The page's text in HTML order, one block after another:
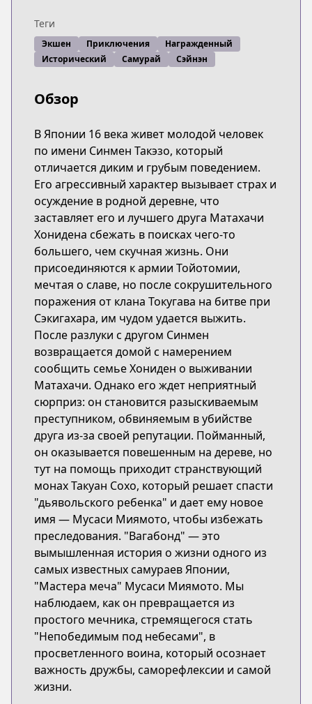
Теги
Экшен Приключения
Награжденный
Исторический
Самурай Сэйнэн
Обзор
В Японии 16 века живет молодой человек
по имени Синмен Такэзо, который
отличается диким и грубым поведением.
Его агрессивный характер вызывает страх и
осуждение в родной деревне, что
заставляет его и лучшего друга Матахачи
Хонидена сбежать в поисках чего-то
большего, чем скучная жизнь. Они
присоединяются к армии Тойотомии,
мечтая о славе, но после сокрушительного
поражения от клана Токугава на битве при
Сэкигахара, им чудом удается выжить.
После разлуки с другом Синмен
возвращается домой с намерением
сообщить семье Хониден о выживании
Матахачи. Однако его ждет неприятный
сюрприз: он становится разыскиваемым
преступником, обвиняемым в убийстве
друга из-за своей репутации. Пойманный,
он оказывается повешенным на дереве, но
тут на помощь приходит странствующий
монах Такуан Сохо, который решает спасти
"дьявольского ребенка" и дает ему новое
имя — Мусаси Миямото, чтобы избежать
преследования. "Вагабонд" — это
вымышленная история о жизни одного из
самых известных самураев Японии,
"Мастера меча" Мусаси Миямото. Мы
наблюдаем, как он превращается из
простого мечника, стремящегося стать
"Непобедимым под небесами", в
просветленного воина, который осознает
важность дружбы, саморефлексии и самой
жизни.